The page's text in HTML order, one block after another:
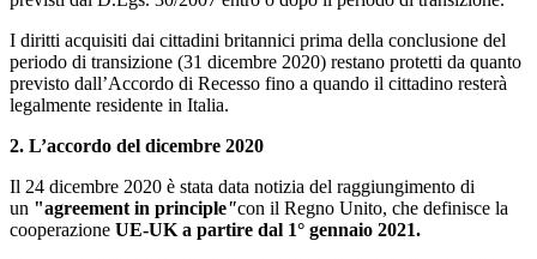
I diritti acquisiti dai cittadini britannici prima della conclusione del
periodo di transizione (31 dicembre 2020) restano protetti da quanto
previsto dall’Accordo di Recesso fino a quando il cittadino resterà
legalmente residente in Italia.
2. L’accordo del dicembre 2020
Il 24 dicembre 2020 è stata data notizia del raggiungimento di
un "agreement in principle"con il Regno Unito, che definisce la
cooperazione UE-UK a partire dal 1° gennaio 2021.